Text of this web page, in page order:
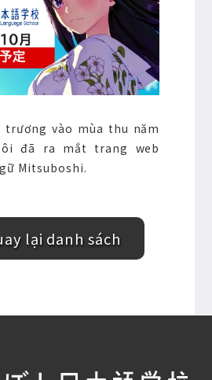
trương vào mùa thu năm
đã ra mắt trang web
Mitsuboshi.
lại danh sách